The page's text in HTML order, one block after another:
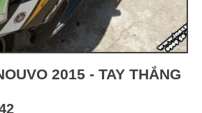
2015 - TAY THẮNG